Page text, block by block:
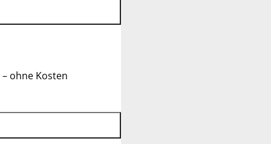
ohne Kosten